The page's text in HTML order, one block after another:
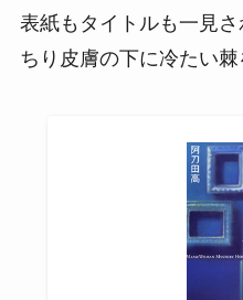
表紙もタイトルも一見
ちり皮膚の下に冷たい棘